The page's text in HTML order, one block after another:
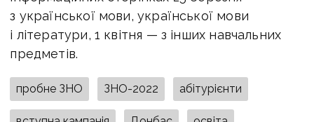
з української мови, української мови
і літератури, 1 квітня — з інших навчальних
предметів.
пробне ЗНО ЗНО-2022 абітурієнти